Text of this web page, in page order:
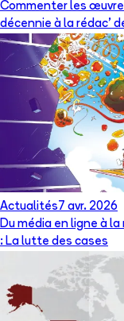
Commenter les
décennie à la rédac’
Actualités 7 avr. 2026
Du média en ligne à la
: La lutte des cases